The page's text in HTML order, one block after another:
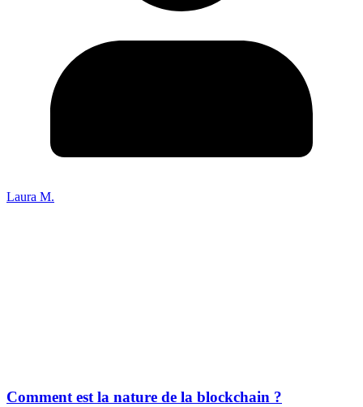
Laura M.
Comment est la nature de la blockchain ?